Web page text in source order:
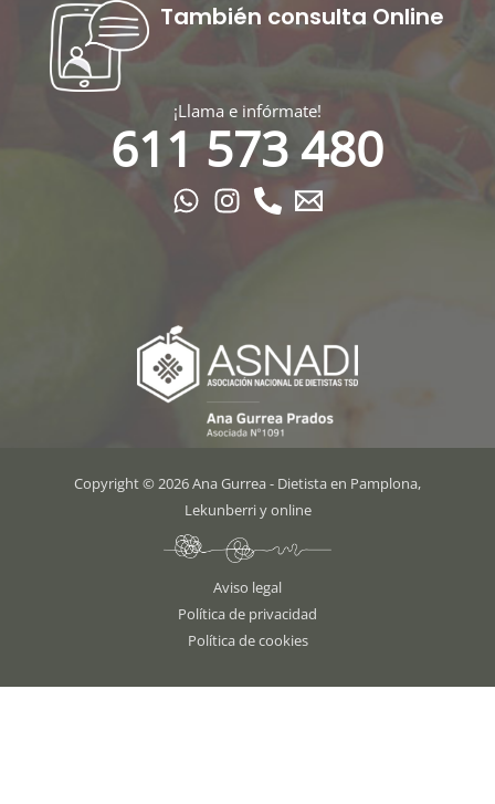
También consulta Online
¡Llama e infórmate!
611 573 480
Copyright © 2026 Ana Gurrea - Dietista en Pamplona,
Lekunberri y online
Aviso legal
Política de privacidad
Política de cookies